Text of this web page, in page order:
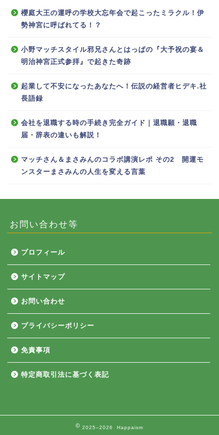
櫻庭大王の運呼の学校大忘年会で起こったミラクル！伊
勢神宮に呼ばれてる！？
小野マッチスタイル邪兄さんとはっぱの『大予祝の宴＆
明治神宮正式参拝』で起きた奇跡
起業して不安になったあなたへ！伝説の経営者ヒデキ.社
長語録
会社を退職する時の手続き完全ガイド｜退職願・退職
届・辞表の違いも解説！
マッチさん＆まさみんのコラボ講演レポ その2 開運モ
ンスターまさみんの人生を変える言葉
お問い合わせ等
プロフィール
サイトマップ
お問い合わせ
プライバシーポリシー
免責事項
特定商取引法に基づく表記
2025–2026 Happaism